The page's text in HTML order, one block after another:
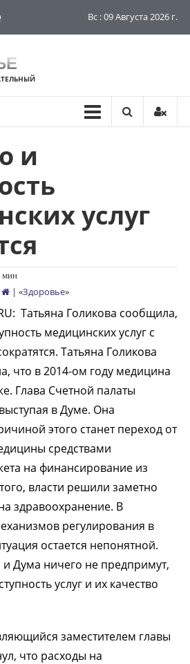
Вс : 09 Августа 2026 г.
и
услуг
мин
| «Здоровье»
Татьяна Голикова сообщила,
медицинских услуг с
Татьяна Голикова
что в 2014-ом году медицина
Глава Счетной палаты
в Думе. Она
этого станет переход от
средствами
на финансирование из
власти решили заметно
здравоохранение. В
регулирования в
остается непонятной.
и Дума ничего не предпримут,
услуг и их качество
заместителем главы
что расходы на